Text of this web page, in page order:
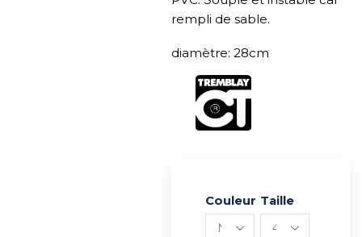
rempli de sable.
diamètre: 28cm
Couleur Taille
Alternative: